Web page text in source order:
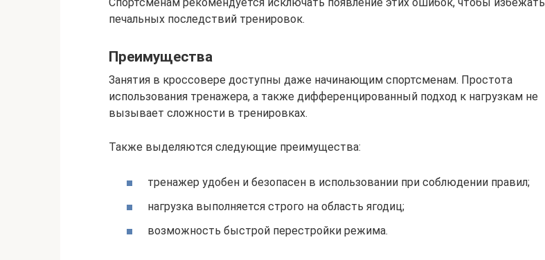
печальных последствий тренировок.
Преимущества
Занятия в кроссовере доступны даже начинающим спортсменам. Простота
использования тренажера, а также дифференцированный подход к нагрузкам не
вызывает сложности в тренировках.
Также выделяются следующие преимущества:
тренажер удобен и безопасен в использовании при соблюдении правил;
нагрузка выполняется строго на область ягодиц;
возможность быстрой перестройки режима.